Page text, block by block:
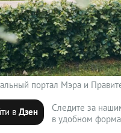
портал Мэра и
вДзен
Следите за
в удобном